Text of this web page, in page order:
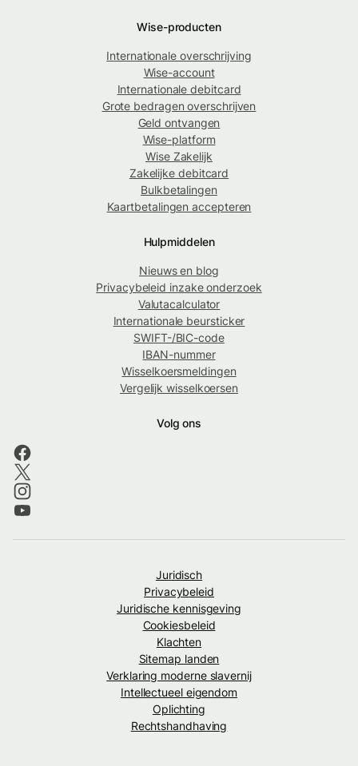
Wise-producten
Internationale overschrijving
Wise-account
Internationale debitcard
Grote bedragen overschrijven
Geld ontvangen
Wise-platform
Wise Zakelijk
Zakelijke debitcard
Bulkbetalingen
Kaartbetalingen accepteren
Hulpmiddelen
Nieuws en blog
Privacybeleid inzake onderzoek
Valutacalculator
Internationale beursticker
SWIFT-/BIC-code
IBAN-nummer
Wisselkoersmeldingen
Vergelijk wisselkoersen
Volg ons
Juridisch
Privacybeleid
Juridische kennisgeving
Cookiesbeleid
Klachten
Sitemap landen
Verklaring moderne slavernij
Intellectueel eigendom
Oplichting
Rechtshandhaving